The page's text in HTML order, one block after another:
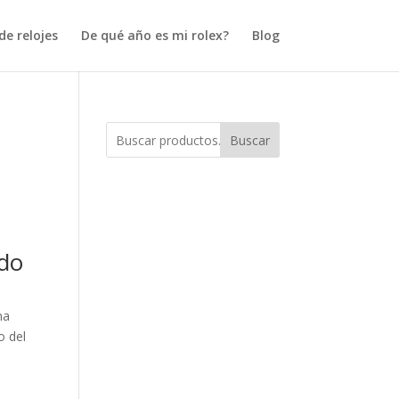
relojes De qué año es mi rolex? Blog
del
Buscar